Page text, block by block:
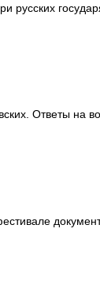
Ответы на